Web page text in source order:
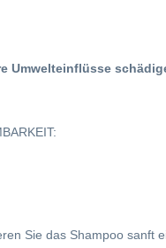
Umwelteinflüsse
Sie das Shampoo sanft